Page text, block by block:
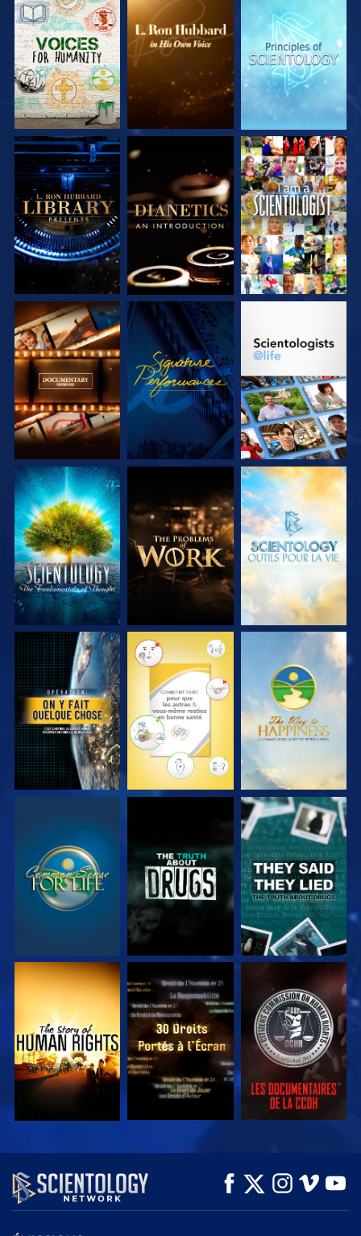
DÉCOUVRIR LES
SÉRIES
DÉCOUVRIR LES
SÉRIES
DÉCOUVRIR LES
SÉRIES
DÉCOUVRIR LES
SÉRIES
DÉCOUVRIR LES
SÉRIES
REGARDER
DÉCOUVRIR LES
SÉRIES
REGARDER
DÉCOUVRIR LES
DÉCOUVRIR LES
SÉRIES
DÉCOUVRIR LES
SÉRIES
DÉCOUVRIR LES
SÉRIES
REGARDER REGARDER REGARDER
REGARDER REGARDER REGARDER
REGARDER REGARDER REGARDER
REGARDER REGARDER
DÉCOUVRIR LES
SÉRIES